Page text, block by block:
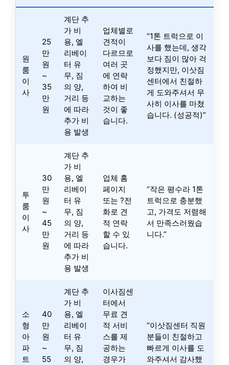
원
룸
이
사
25
만
원
~
35
만
원
계단 추
가 비
용, 엘
리베이
터 유
무, 짐
의 양,
거리 등
에 따라
추가 비
용 발생
업체별로
견적이
다르므로
여러 곳
에 연락
하여 비
교하는
것이 좋
습니다.
“1톤 트럭으로 이
사를 했는데, 생각
보다 짐이 많아 걱
정했지만, 이삿짐
센터에서 친절하
게 도와주셔서 무
사히 이사를 마쳤
습니다. (성공적)”
투
룸
이
사
30
만
원
~
45
만
원
계단 추
가 비
용, 엘
리베이
터 유
무, 짐
의 양,
거리 등
에 따라
추가 비
용 발생
업체 홈
페이지
또는 ?전
화로 견
적 연락
할 수 있
습니다.
“작은 평수라 1톤
트럭으로 충분했
고, 가격도 저렴해
서 만족스러웠습
니다.”
소
형
아
파
트
40
만
원
~
55
계단 추
가 비
용, 엘
리베이
터 유
무, 짐
의 양,
이사짐센
터에서
무료 견
적 서비
스를 제
공하는
경우가
“이삿짐센터 직원
분들이 친절하고
빠르게 이사를 도
와주셔서 감사했